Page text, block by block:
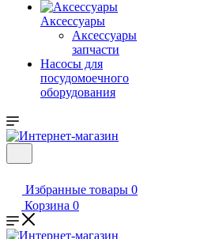
Аксессуары
Аксессуары
запчасти
Насосы для
посудомоечного
оборудования
Избранные товары 0
Корзина 0